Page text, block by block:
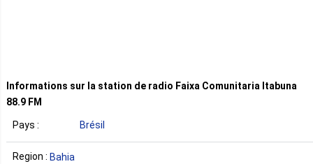
Informations sur la station de radio Faixa Comunitaria Itabuna
88.9 FM
Pays : Brésil
Region : Bahia